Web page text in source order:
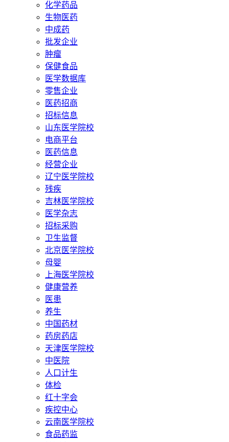
化学药品
生物医药
中成药
批发企业
肿瘤
保健食品
医学数据库
零售企业
医药招商
招标信息
山东医学院校
电商平台
医药信息
经营企业
辽宁医学院校
残疾
吉林医学院校
医学杂志
招标采购
卫生监督
北京医学院校
母婴
上海医学院校
健康营养
医患
养生
中国药材
药房药店
天津医学院校
中医院
人口计生
体检
红十字会
疾控中心
云南医学院校
食品药监